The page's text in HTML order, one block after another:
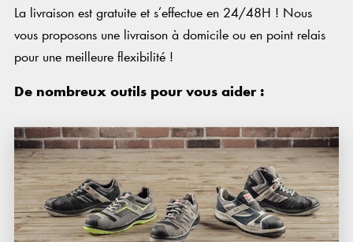
La livraison est gratuite et s’effectue en 24/48H ! Nous
vous proposons une livraison à domicile ou en point relais
pour une meilleure flexibilité !
De nombreux outils pour vous aider :